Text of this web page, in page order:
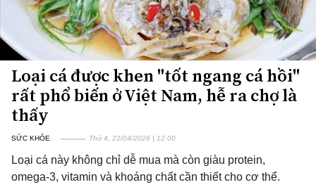
Loại cá được khen "tốt ngang cá hồi"
rất phổ biến ở Việt Nam, hễ ra chợ là
thấy
SỨC KHỎE Thứ 4, 22/04/2026 | 12:00
Loại cá này không chỉ dễ mua mà còn giàu protein,
omega-3, vitamin và khoáng chất cần thiết cho cơ thể.